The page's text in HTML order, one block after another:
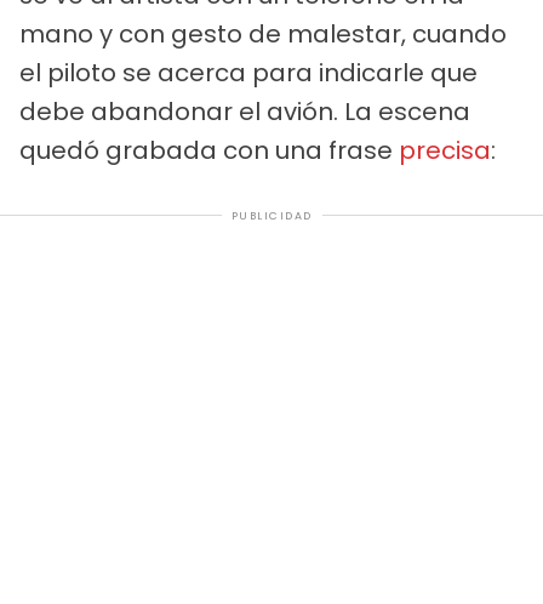
mano y con gesto de malestar, cuando
el piloto se acerca para indicarle que
debe abandonar el avión. La escena
quedó grabada con una frase precisa:
PUBLICIDAD